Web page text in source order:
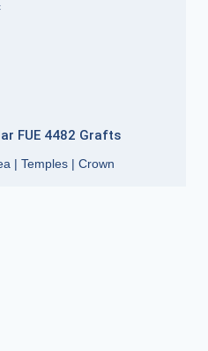
FUE 4482 Grafts
| Temples | Crown